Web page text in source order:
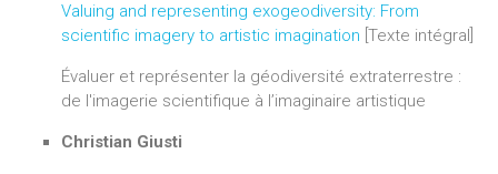
Valuing and representing exogeodiversity: From
scientific imagery to artistic imagination [Texte intégral]
Évaluer et représenter la géodiversité extraterrestre :
de l'imagerie scientifique à l’imaginaire artistique
Christian Giusti